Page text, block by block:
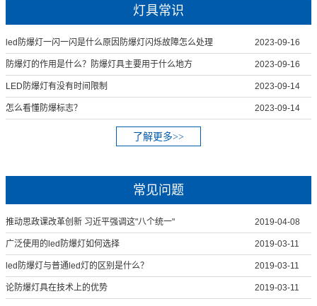
灯具常识
2023-09-16
led防爆灯一闪一闪是什么原因防爆灯闪烁故障怎么处理
2023-09-16
防爆灯的作用是什么？防爆灯具主要用于什么地方
2023-09-14
LED防爆灯有没有时间限制
2023-09-14
怎么看懂防爆标志？
了解更多>>
常见问题
2019-04-08
推动思政课改革创新 习近平强调这"八个统一"
2019-03-11
广泛使用的led防爆灯如何选择
2019-03-11
led防爆灯与普通led灯的区别是什么？
2019-03-11
论防爆灯具在技术上的优势